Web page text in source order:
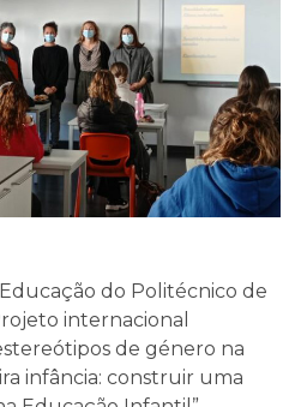
do Politécnico de
internacional
de género na
infância: construir uma